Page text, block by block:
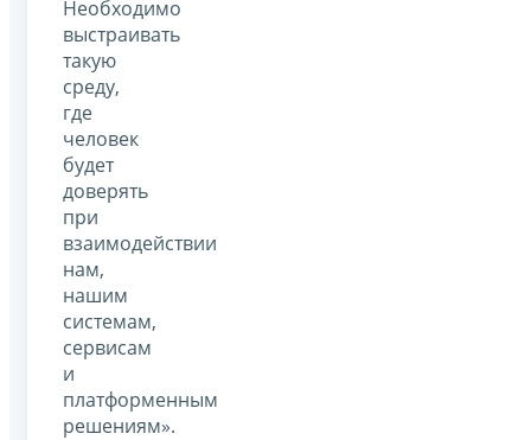
Необходимо
выстраивать
такую
среду,
где
человек
будет
доверять
при
взаимодействии
нам,
нашим
системам,
сервисам
и
платформенным
решениям».